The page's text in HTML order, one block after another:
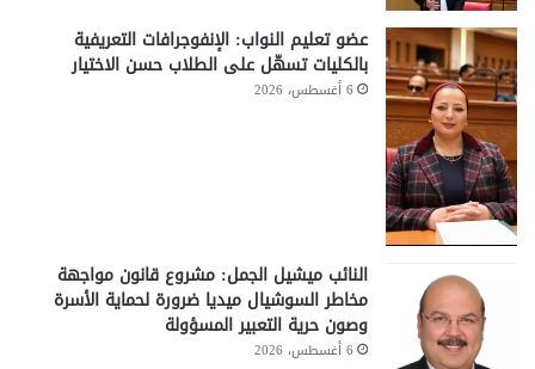
عضو تعليم النواب: الإنفوجرافات التعريفية
بالكليات تسهّل على الطلاب حسن الاختيار
6 أغسطس، 2026
النائب ميشيل الجمل: مشروع قانون مواجهة
مخاطر السوشيال ميديا ضرورة لحماية الأسرة
وصون حرية التعبير المسؤولة
6 أغسطس، 2026